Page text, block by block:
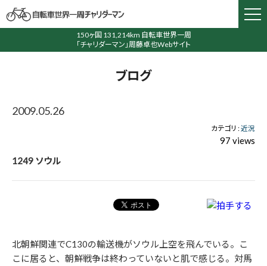
150ヶ国 131,214km 自転車世界一周
「チャリダーマン」周藤卓也Webサイト
ブログ
2009.05.26
カテゴリ :近況
97 views
1249 ソウル
北朝鮮関連でC130の輸送機がソウル上空を飛んでいる。こ
こに居ると、朝鮮戦争は終わっていないと肌で感じる。対馬